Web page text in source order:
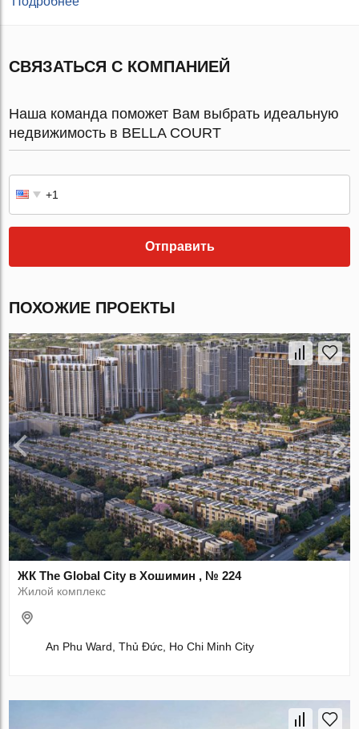
СВЯЗАТЬСЯ С КОМПАНИЕЙ
Наша команда поможет Вам выбрать идеальную
недвижимость в BELLA COURT
Отправить
ПОХОЖИЕ ПРОЕКТЫ
ЖК The Global City в Хошимин , № 224
Жилой комплекс
An Phu Ward, Thủ Đức, Ho Chi Minh City